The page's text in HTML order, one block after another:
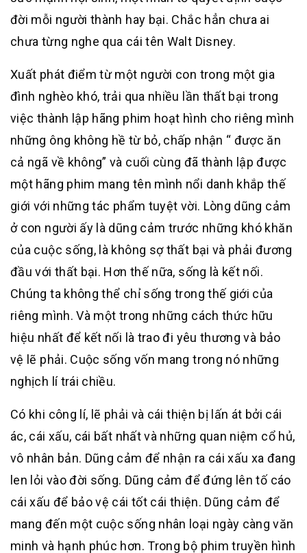
đời mỗi người thành hay bại. Chắc hẳn chưa ai
chưa từng nghe qua cái tên Walt Disney.
Xuất phát điểm từ một người con trong một gia
đình nghèo khó, trải qua nhiều lần thất bại trong
việc thành lập hãng phim hoạt hình cho riêng mình
những ông không hề từ bỏ, chấp nhận “ được ăn
cả ngã về không” và cuối cùng đã thành lập được
một hãng phim mang tên mình nổi danh khắp thế
giới với những tác phẩm tuyệt vời. Lòng dũng cảm
ở con người ấy là dũng cảm trước những khó khăn
của cuộc sống, là không sợ thất bại và phải đương
đầu với thất bại. Hơn thế nữa, sống là kết nối.
Chúng ta không thể chỉ sống trong thế giới của
riêng mình. Và một trong những cách thức hữu
hiệu nhất để kết nối là trao đi yêu thương và bảo
vệ lẽ phải. Cuộc sống vốn mang trong nó những
nghịch lí trái chiều.
Có khi công lí, lẽ phải và cái thiện bị lấn át bởi cái
ác, cái xấu, cái bất nhất và những quan niệm cổ hủ,
vô nhân bản. Dũng cảm để nhận ra cái xấu xa đang
len lỏi vào đời sống. Dũng cảm để đứng lên tố cáo
cái xấu để bảo vệ cái tốt cái thiện. Dũng cảm để
mang đến một cuộc sống nhân loại ngày càng văn
minh và hạnh phúc hơn. Trong bộ phim truyền hình